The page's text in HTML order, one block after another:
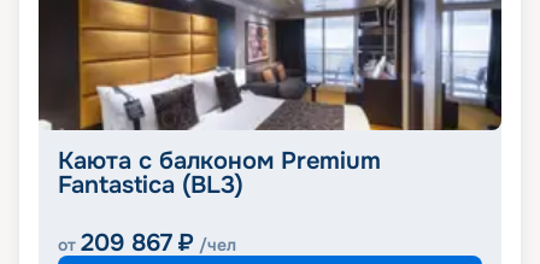
Каюта с балконом Premium
Fantastica (BL3)
от 209 867 ₽ /чел